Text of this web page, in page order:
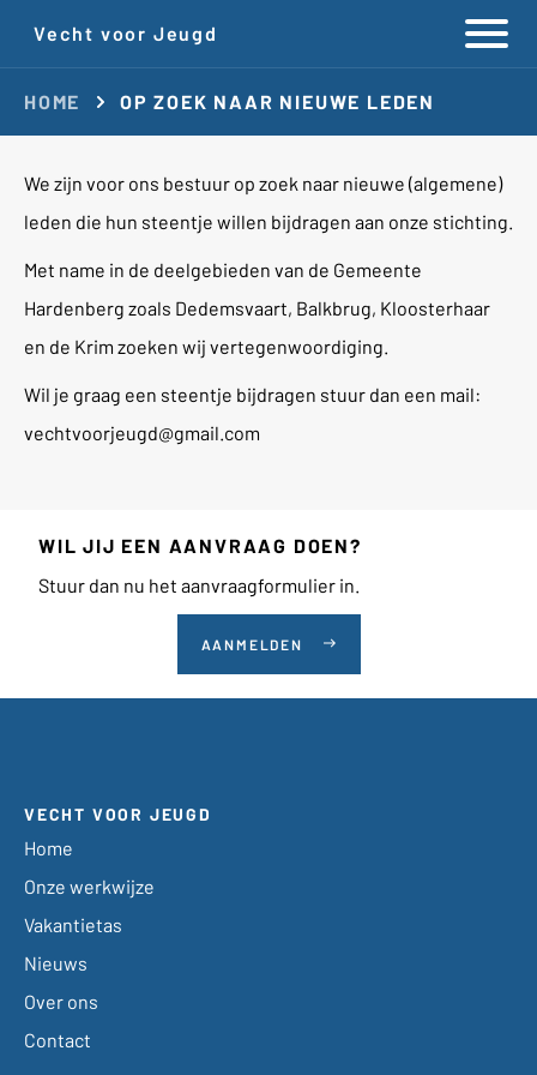
Vecht voor Jeugd
HOME OP ZOEK NAAR NIEUWE LEDEN
We zijn voor ons bestuur op zoek naar nieuwe (algemene)
leden die hun steentje willen bijdragen aan onze stichting.
Met name in de deelgebieden van de Gemeente
Hardenberg zoals Dedemsvaart, Balkbrug, Kloosterhaar
en de Krim zoeken wij vertegenwoordiging.
Wil je graag een steentje bijdragen stuur dan een mail:
vechtvoorjeugd@gmail.com
WIL JIJ EEN AANVRAAG DOEN?
Stuur dan nu het aanvraagformulier in.
AANMELDEN east
VECHT VOOR JEUGD
Home
Onze werkwijze
Vakantietas
Nieuws
Over ons
Contact